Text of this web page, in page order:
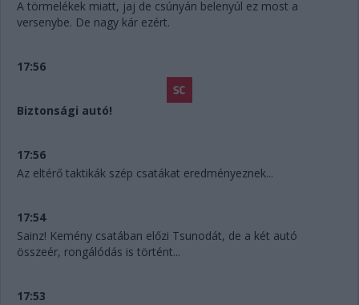
A törmelékek miatt, jaj de csúnyán belenyúl ez most a
versenybe. De nagy kár ezért.
17:56
Biztonsági autó!
17:56
Az eltérő taktikák szép csatákat eredményeznek...
17:54
Sainz! Kemény csatában előzi Tsunodát, de a két autó
összeér, rongálódás is történt...
17:53